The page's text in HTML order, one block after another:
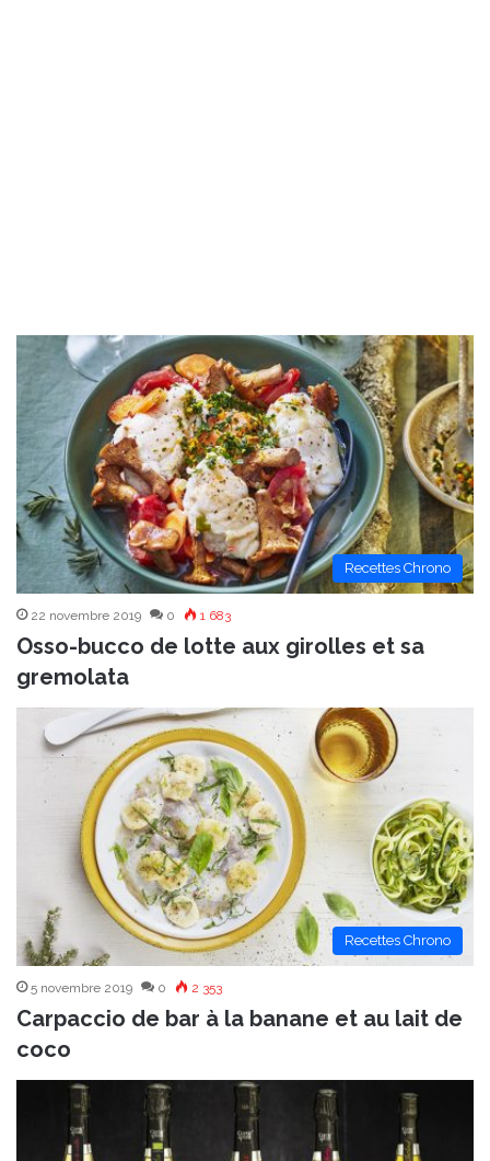
Recettes Chrono
22 novembre 2019 0 1 683
Osso-bucco de lotte aux girolles et sa
gremolata
Recettes Chrono
5 novembre 2019 0 2 353
Carpaccio de bar à la banane et au lait de
coco